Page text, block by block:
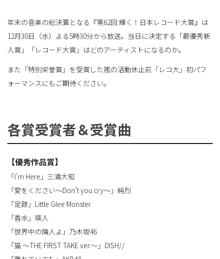
年末の音楽の総決算となる『第62回 輝く！日本レコード大賞』は
12月30日（水）よる5時30分から放送。当日に決定する「最優秀新
人賞」「レコード大賞」はどのアーティストになるのか。
また「特別栄誉賞」を受賞した嵐の活動休止前「レコ大」初パフ
ォーマンスにもご期待ください。
各賞受賞者＆受賞曲
【優秀作品賞】
「I’m Here」三浦大知
「愛をください～Don’t you cry～」純烈
「足跡」Little Glee Monster
「香水」瑛人
「世界中の隣人よ」乃木坂46
「猫 ～THE FIRST TAKE ver.～」DISH//